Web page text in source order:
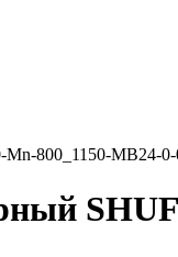
800_1150-MB24-0-